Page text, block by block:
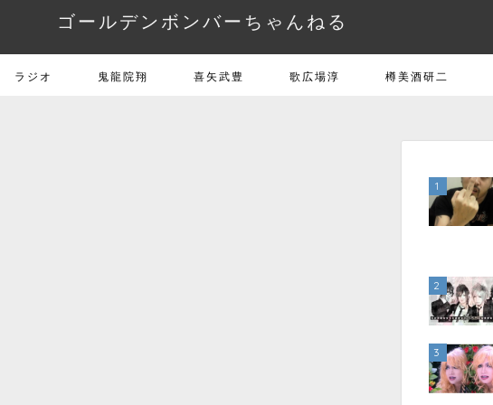
ゴールデンボンバーちゃんねる
ラジオ 鬼龍院翔 喜矢武豊 歌広場淳 樽美酒研二
1
2
3